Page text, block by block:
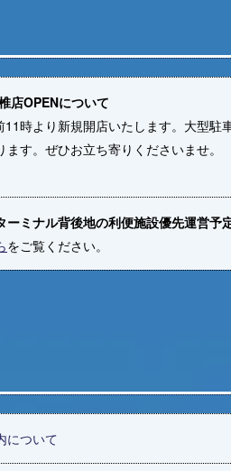
店OPENについて
時より新規開店いたします。大型駐
す。ぜひお立ち寄りくださいませ。
ーミナル背後地の利便施設優先運営予
をご覧ください。
について